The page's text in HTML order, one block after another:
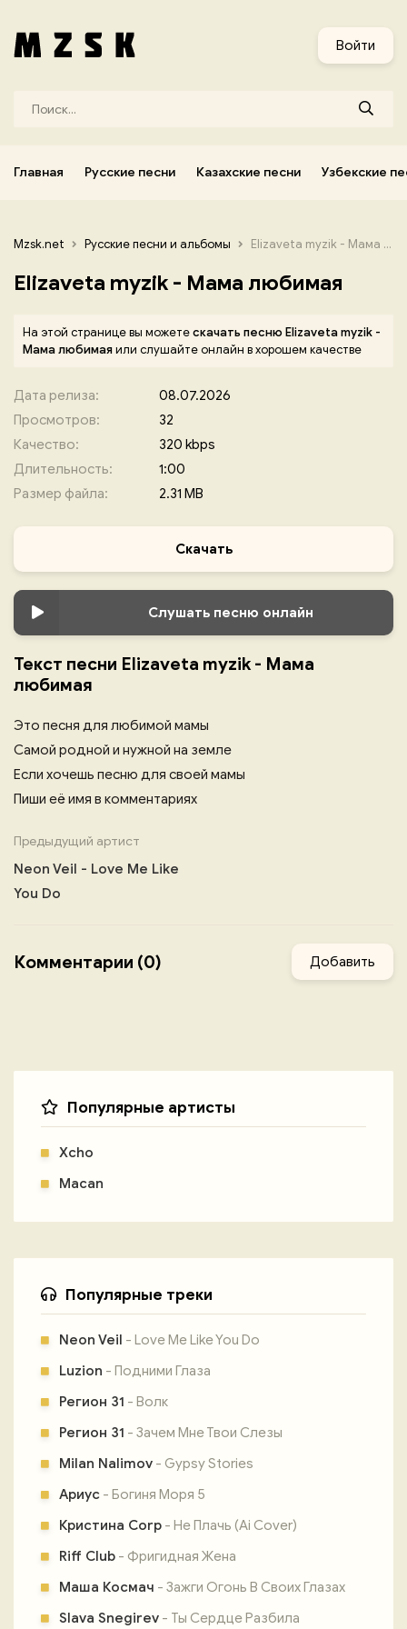
Войти
Главная Русские песни Казахские песни Узбекские
Mzsk.net Русские песни и альбомы Elizaveta myzik - Мама любимая
Elizaveta myzik - Мама любимая
На этой странице вы можетескачать песню Elizaveta myzik -
Мама любимаяили слушайте онлайн в хорошем качестве
Дата релиза:
08.07.2026
Просмотров:
32
Качество:
320 kbps
Длительность:
1:00
Размер файла:
2.31 MB
Скачать
Слушать песню онлайн
Текст песни Elizaveta myzik - Мама
любимая
Это песня для любимой мамы
Самой родной и нужной на земле
Если хочешь песню для своей мамы
Пиши её имя в комментариях
Предыдущий артист
Neon Veil - Love Me Like
You Do
Комментарии (0) Добавить
Популярные артисты
Xcho
Macan
Популярные треки
Neon Veil - Love Me Like You Do
Luzion - Подними Глаза
Регион 31 - Волк
Регион 31 - Зачем Мне Твои Слезы
Milan Nalimov - Gypsy Stories
Ариус - Богиня Моря 5
Кристина Corp - Не Плачь (Ai Cover)
Riff Club - Фригидная Жена
Маша Космач - Зажги Огонь В Своих Глазах
Slava Snegirev - Ты Сердце Разбила
Узбекские песни Корейские песни